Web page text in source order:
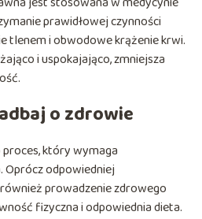
prawidłowej czynności
tlenem i obwodowe krążenie krwi.
i uspokajająco, zmniejsza
o zdrowie
proces, który wymaga
Oprócz odpowiedniej
prowadzenie zdrowego
fizyczna i odpowiednia dieta.